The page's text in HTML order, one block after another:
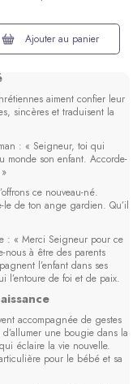
Ajouter au panier
aiment confier leur
sincères et traduisent la
: « Seigneur, toi qui
monde son enfant. Accorde-
ce nouveau-né.
le de ton ange gardien. Qu’il
: « Merci Seigneur pour ce
nous à être des parents
l’enfant dans ses
l’entoure de foi et de paix.
accompagnée de gestes
une bougie dans la
éclaire la vie nouvelle.
pour le bébé et sa